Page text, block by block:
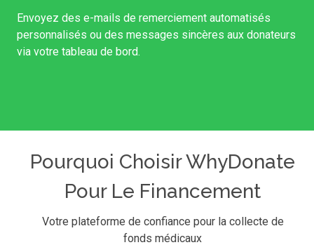
Envoyez des e-mails de remerciement automatisés
personnalisés ou des messages sincères aux donateurs
via votre tableau de bord.
Pourquoi Choisir WhyDonate
Pour Le Financement
Votre plateforme de confiance pour la collecte de
fonds médicaux